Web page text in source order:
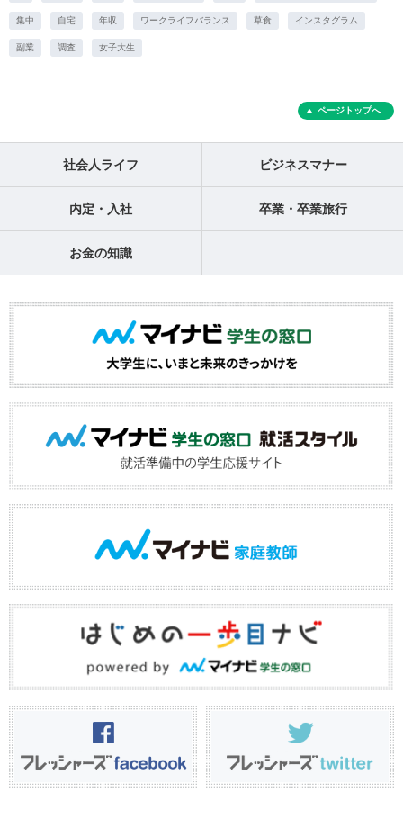
集中 自宅 年収 ワークライフバランス 草食 インスタグラム
副業 調査 女子大生
ページトップへ
社会人ライフ ビジネスマナー
内定・入社 卒業・卒業旅行
お金の知識